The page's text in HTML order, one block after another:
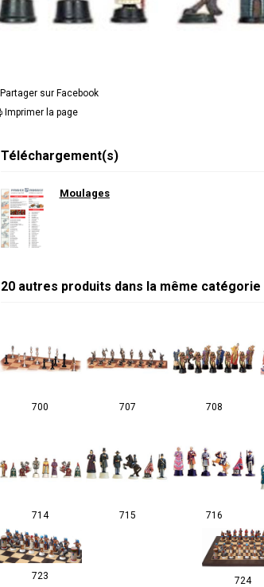
Partager sur Facebook
Imprimer la page
Téléchargement(s)
Moulages
20 autres produits dans la même catégorie
700 707 708
714 715 716
723 724